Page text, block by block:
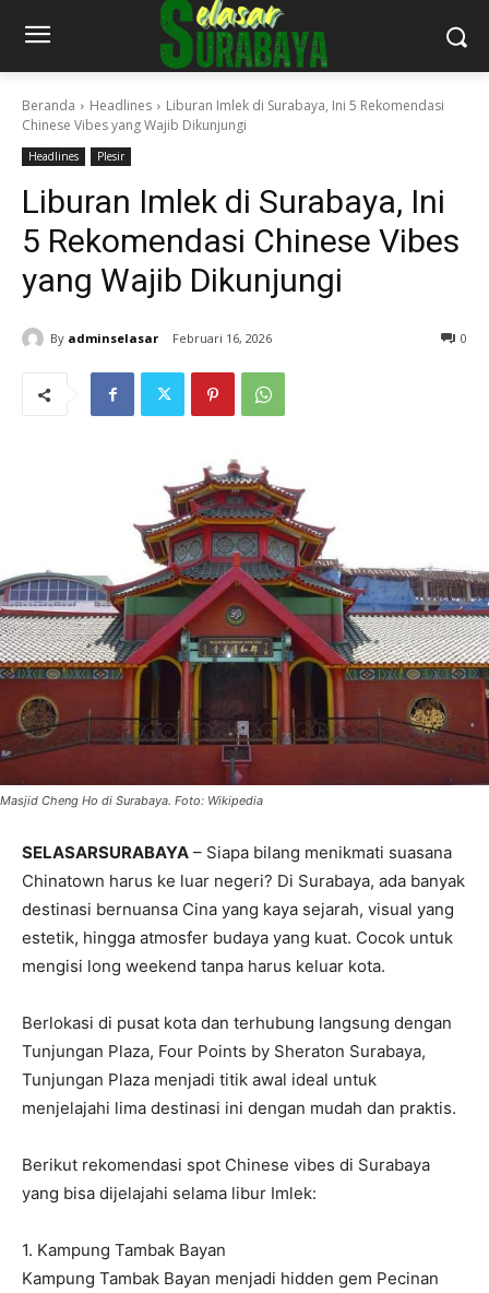
Beranda Headlines
Liburan Imlek di Surabaya, Ini 5 Rekomendasi
Chinese Vibes yang Wajib Dikunjungi
Headlines Plesir
Liburan Imlek di Surabaya, Ini
5 Rekomendasi Chinese Vibes
yang Wajib Dikunjungi
By adminselasar Februari 16, 2026 0
Masjid Cheng Ho di Surabaya. Foto: Wikipedia
SELASARSURABAYA – Siapa bilang menikmati suasana
Chinatown harus ke luar negeri? Di Surabaya, ada banyak
destinasi bernuansa Cina yang kaya sejarah, visual yang
estetik, hingga atmosfer budaya yang kuat. Cocok untuk
mengisi long weekend tanpa harus keluar kota.
Berlokasi di pusat kota dan terhubung langsung dengan
Tunjungan Plaza, Four Points by Sheraton Surabaya,
Tunjungan Plaza menjadi titik awal ideal untuk
menjelajahi lima destinasi ini dengan mudah dan praktis.
Berikut rekomendasi spot Chinese vibes di Surabaya
yang bisa dijelajahi selama libur Imlek:
1. Kampung Tambak Bayan
Kampung Tambak Bayan menjadi hidden gem Pecinan